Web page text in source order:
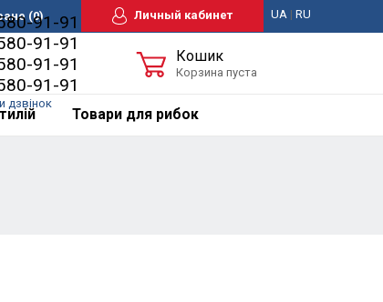
(0) Личный кабинет UA| RU
91-91
91-91
91-91
91-91
дзвінок
Кошик
Корзина пуста
Товари для рибок